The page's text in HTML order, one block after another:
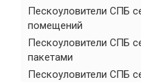
Пескоуловители СПБ
помещений
Пескоуловители СПБ
пакетами
Пескоуловители СПБ